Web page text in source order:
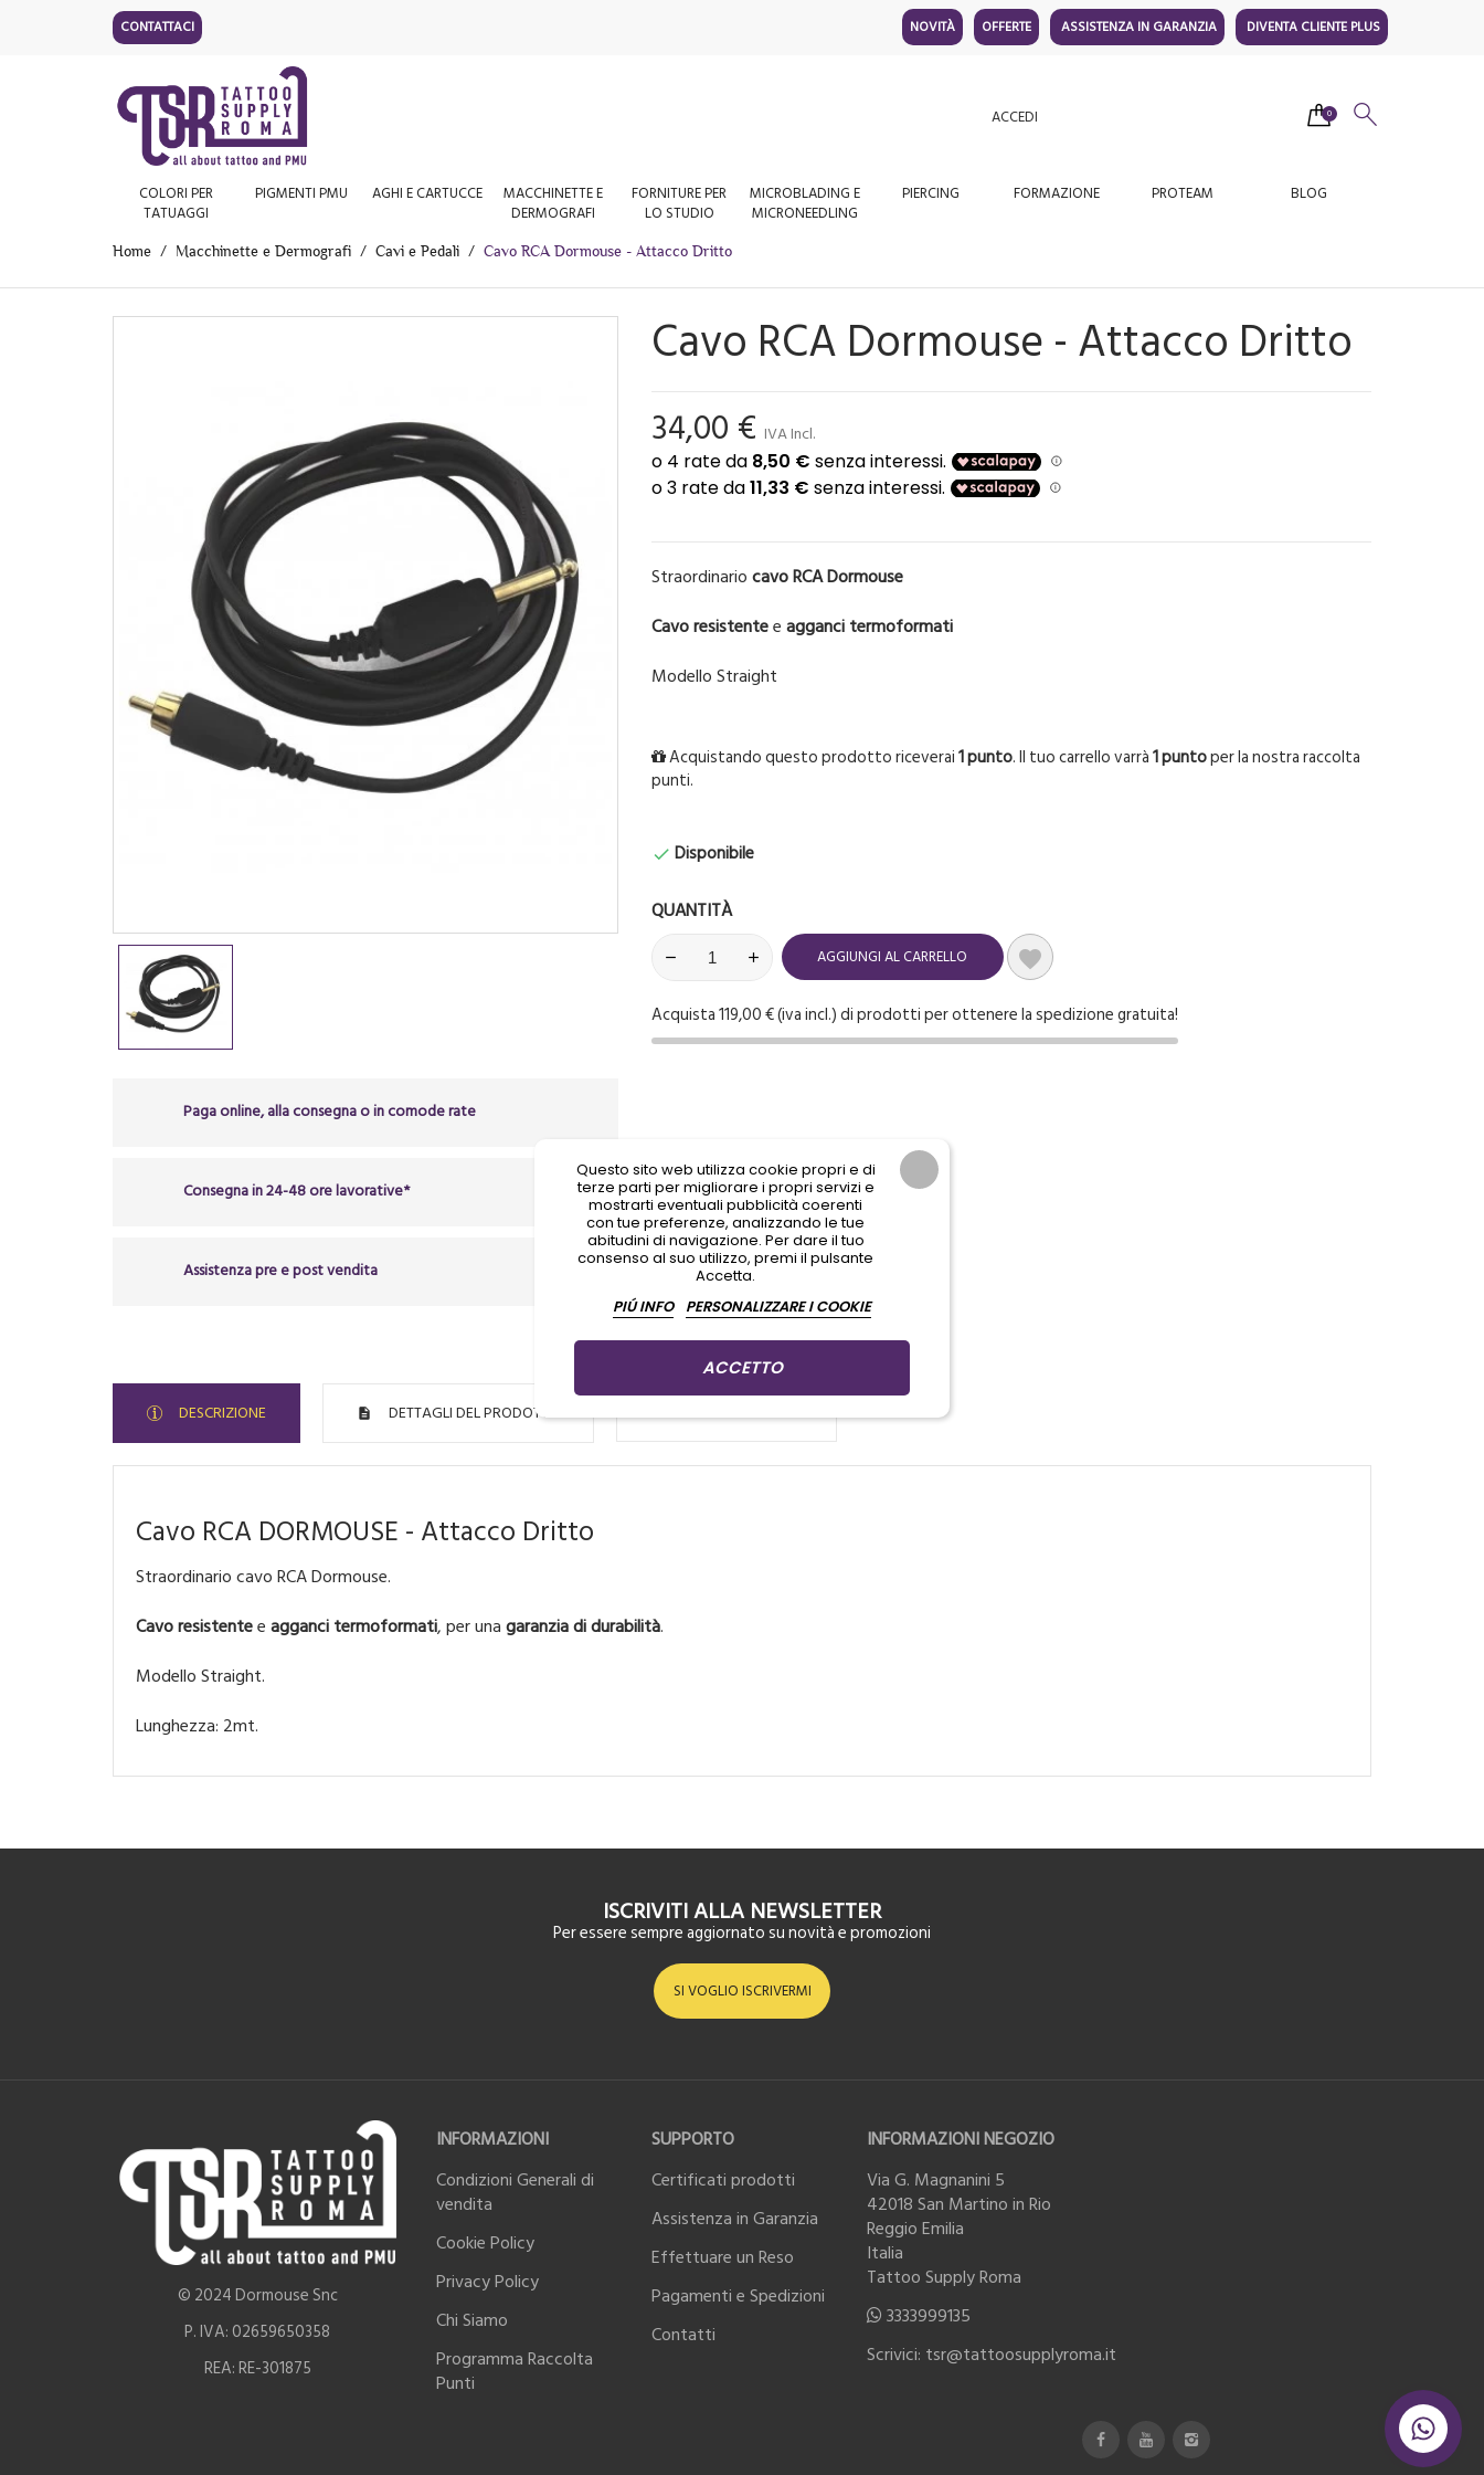
CONTATTACI NOVITÀ OFFERTE ASSISTENZA IN GARANZIA DIVENTA CLIENTE PLUS
ACCEDI 0
COLORI PER
TATUAGGI
PIGMENTI PMU AGHI E CARTUCCE
MACCHINETTE E
DERMOGRAFI
FORNITURE PER
LO STUDIO
MICROBLADING E
MICRONEEDLING
PIERCING FORMAZIONE PROTEAM BLOG
Home Macchinette e Dermografi Cavi e Pedali Cavo RCA Dormouse - Attacco Dritto
Paga online, alla consegna o in comode rate
Consegna in 24-48 ore lavorative*
Assistenza pre e post vendita
Cavo RCA Dormouse - Attacco Dritto
34,00 € IVA Incl.
Straordinariocavo RCA Dormouse
Cavo resistenteeagganci termoformati
Modello Straight
Acquistando questo prodotto riceverai1punto. Il tuo carrello varrà1puntoper la nostra raccolta
punti.
 Disponibile
QUANTITÀ
AGGIUNGI AL CARRELLO 
Acquista 119,00 € (iva incl.) di prodotti per ottenere la spedizione gratuita!
DESCRIZIONE DETTAGLI DEL PRODOTTO DOMANDE & RISPOSTE
Cavo RCA DORMOUSE - Attacco Dritto
Straordinario cavo RCA Dormouse.
Cavo resistenteeagganci termoformati, per unagaranzia di durabilità.
Modello Straight.
Lunghezza: 2mt.
ISCRIVITI ALLA NEWSLETTER
Per essere sempre aggiornato su novità e promozioni
SI VOGLIO ISCRIVERMI
© 2024 Dormouse Snc
P. IVA: 02659650358
REA: RE-301875
INFORMAZIONI
Condizioni Generali di
vendita
Cookie Policy
Privacy Policy
Chi Siamo
Programma Raccolta
Punti
SUPPORTO
Certificati prodotti
Assistenza in Garanzia
Effettuare un Reso
Pagamenti e Spedizioni
Contatti
INFORMAZIONI NEGOZIO
Via G. Magnanini 5
42018 San Martino in Rio
Reggio Emilia
Italia
Tattoo Supply Roma
3333999135
Scrivici: tsr@tattoosupplyroma.it
Questo sito web utilizza cookie propri e di
terze parti per migliorare i propri servizi e
mostrarti eventuali pubblicità coerenti
con tue preferenze, analizzando le tue
abitudini di navigazione. Per dare il tuo
consenso al suo utilizzo, premi il pulsante
Accetta.
PIÚ INFO
PERSONALIZZARE I COOKIE
ACCETTO